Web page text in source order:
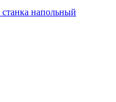
напольный